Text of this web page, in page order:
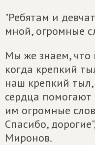
"Ребятам и
мной, огромные
Мы же знаем, что
когда крепкий
наш крепкий
сердца
им огромные
Спасибо,
Миронов.